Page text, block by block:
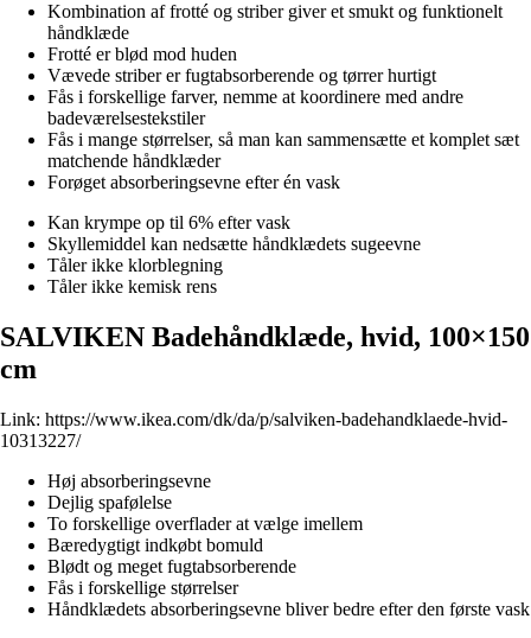
Kombination af frotté og striber giver et smukt og funktionelt
håndklæde
Frotté er blød mod huden
Vævede striber er fugtabsorberende og tørrer hurtigt
Fås i forskellige farver, nemme at koordinere med andre
badeværelsestekstiler
Fås i mange størrelser, så man kan sammensætte et komplet sæt
matchende håndklæder
Forøget absorberingsevne efter én vask
Kan krympe op til 6% efter vask
Skyllemiddel kan nedsætte håndklædets sugeevne
Tåler ikke klorblegning
Tåler ikke kemisk rens
SALVIKEN Badehåndklæde, hvid, 100×150
cm
Link: https://www.ikea.com/dk/da/p/salviken-badehandklaede-hvid-
10313227/
Høj absorberingsevne
Dejlig spafølelse
To forskellige overflader at vælge imellem
Bæredygtigt indkøbt bomuld
Blødt og meget fugtabsorberende
Fås i forskellige størrelser
Håndklædets absorberingsevne bliver bedre efter den første vask